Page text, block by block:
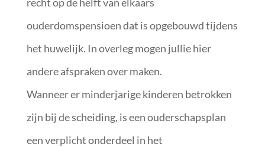
ouderdomspensioen dat is opgebouwd tijdens
het huwelijk. In overleg mogen jullie hier
andere afspraken over maken.
Wanneer er minderjarige kinderen betrokken
zijn bij de scheiding, is een ouderschapsplan
een verplicht onderdeel in het